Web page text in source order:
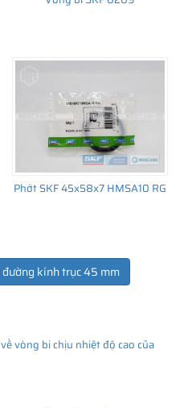
ý cơ bản trước khi mua hàng
Phớt SKF 45x58x7 HMSA10 RG
kính trục 45 mm
vòng bi chịu nhiệt độ cao của